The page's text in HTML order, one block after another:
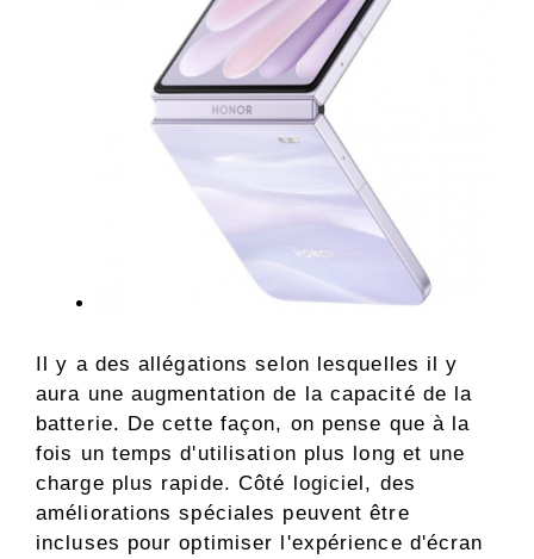
Il y a des allégations selon lesquelles il y
aura une augmentation de la capacité de la
batterie. De cette façon, on pense que à la
fois un temps d'utilisation plus long et une
charge plus rapide. Côté logiciel, des
améliorations spéciales peuvent être
incluses pour optimiser l'expérience d'écran